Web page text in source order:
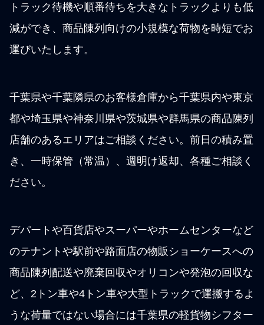
トラック待機や順番待ちを大きなトラックよりも低
減ができ、商品陳列向けの小規模な荷物を時短でお
運びいたします。
千葉県や千葉隣県のお客様倉庫から千葉県内や東京
都や埼玉県や神奈川県や茨城県や群馬県の商品陳列
店舗のあるエリアはご相談ください。前日の積み置
き、一時保管（常温）、週明け返却、各種ご相談く
ださい。
デパートや百貨店やスーパーやホームセンターなど
のテナントや駅前や路面店の物販ショーケースへの
商品陳列配送や廃棄回収やオリコンや発泡の回収な
ど、2トン車や4トン車や大型トラックで運搬するよ
うな荷量ではない場合には千葉県の軽貨物シフター